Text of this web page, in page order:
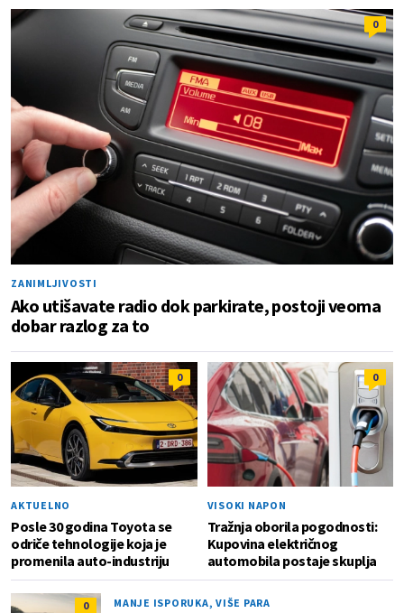
0
ZANIMLJIVOSTI
Ako utišavate radio dok parkirate, postoji veoma
dobar razlog za to
0
AKTUELNO
Posle 30 godina Toyota se
odriče tehnologije koja je
promenila auto-industriju
0
VISOKI NAPON
Tražnja oborila pogodnosti:
Kupovina električnog
automobila postaje skuplja
0 MANJE ISPORUKA, VIŠE PARA